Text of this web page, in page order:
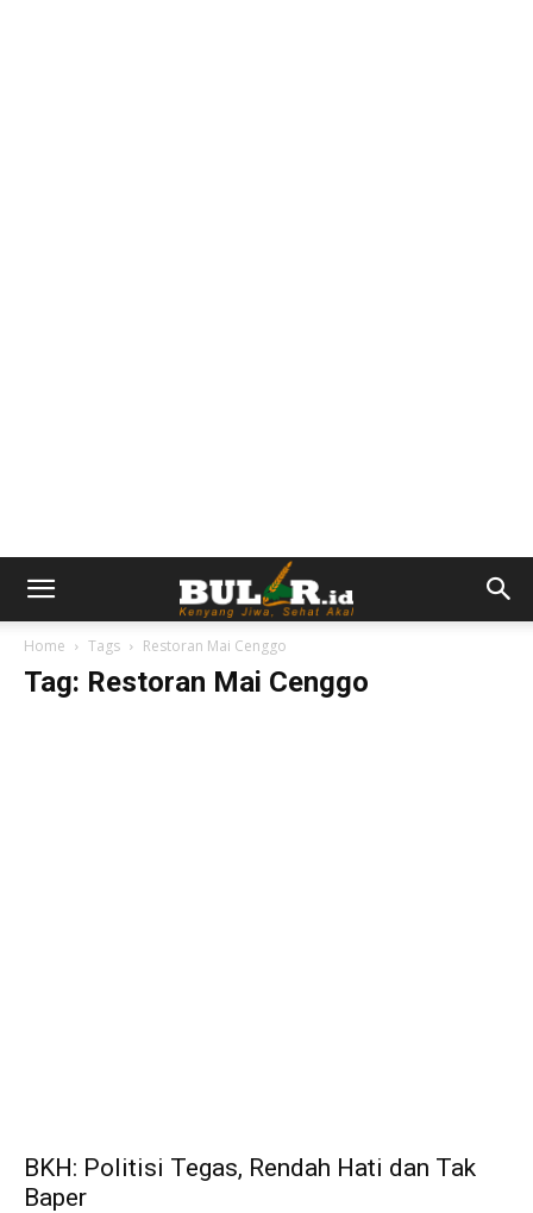
Home Tags Restoran Mai Cenggo
Tag: Restoran Mai Cenggo
BKH: Politisi Tegas, Rendah Hati dan Tak
Baper